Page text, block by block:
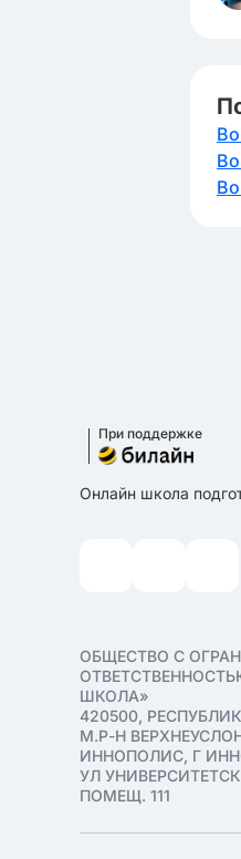
При поддержке
Онлайн школа
ОБЩЕСТВО С
ШКОЛА»
420500,
М.Р-Н
ИННОПОЛИС, Г
УЛ
ПОМЕЩ. 111